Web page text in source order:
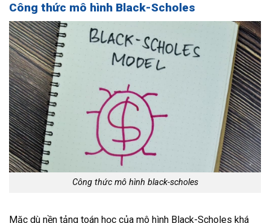
Công thức mô hình Black-Scholes
Công thức mô hình black-scholes
Mặc dù nền tảng toán học của mô hình Black-Scholes khá